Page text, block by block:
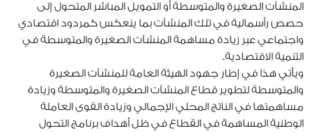
المنشآت الصغيرة والمتوسطة أو التمويل المباشر المتحول إلى
حصص رأسمالية في تلك المنشآت بما ينعكس كمردود اقتصادي
واجتماعي عبر زيادة مساهمة المنشآت الصغيرة والمتوسطة في
التنمية الاقتصادية.
ويأتي هذا في إطار جهود الهيئة العامة للمنشآت الصغيرة
والمتوسطة لتطوير قطاع المنشآت الصغيرة والمتوسطة وزيادة
مساهمتها في الناتج المحلي الإجمالي وزيادة القوى العاملة
الوطنية المساهمة في القطاع في ظل أهداف برنامج التحول